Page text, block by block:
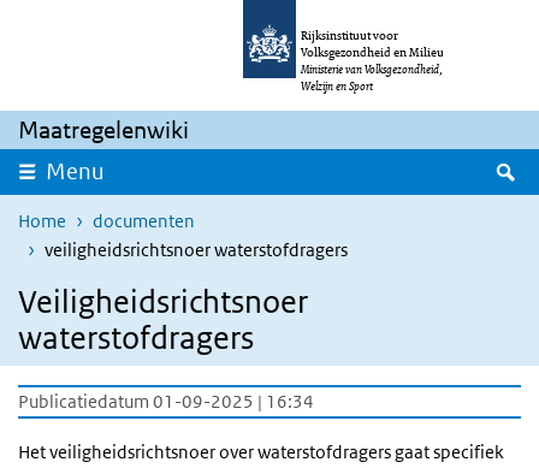
Overslaan en naar de inhoud gaan
Rijksinstituut voor
Volksgezondheid en Milieu
Ministerie van Volksgezondheid,
Welzijn en Sport
Maatregelenwiki
Menu
Home
documenten
veiligheidsrichtsnoer waterstofdragers
Veiligheidsrichtsnoer
waterstofdragers
Publicatiedatum 01-09-2025 | 16:34
Het veiligheidsrichtsnoer over waterstofdragers gaat specifiek